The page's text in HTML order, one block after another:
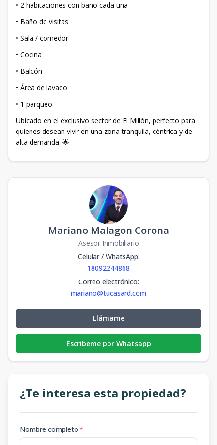
• 2 habitaciones con baño cada una
• Baño de visitas
• Sala / comedor
• Cocina
• Balcón
• Área de lavado
• 1 parqueo
Ubicado en el exclusivo sector de El Millón, perfecto para
quienes desean vivir en una zona tranquila, céntrica y de
alta demanda. 🌟
Mariano Malagon Corona
Asesor Inmobiliario
Celular / WhatsApp:
18092244868
Correo electrónico:
mariano@tucasard.com
Llámame
Escribeme por Whatsapp
¿Te interesa esta propiedad?
Nombre completo*